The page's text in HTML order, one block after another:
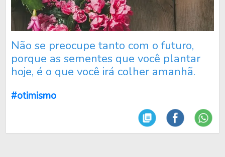
Não se preocupe tanto com o futuro,
porque as sementes que você plantar
hoje, é o que você irá colher amanhã.
#otimismo